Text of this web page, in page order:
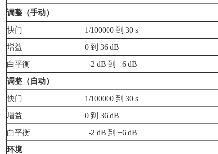
调整（手动）
快门 1/100000 到 30 s
增益 0 到 36 dB
白平衡 -2 dB 到 +6 dB
调整（自动）
快门 1/100000 到 30 s
增益 0 到 36 dB
白平衡 -2 dB 到 +6 dB
环境